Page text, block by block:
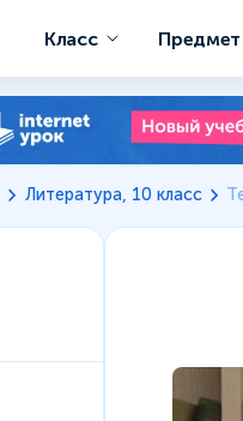
Класс Предмет
Литература, 10 класс